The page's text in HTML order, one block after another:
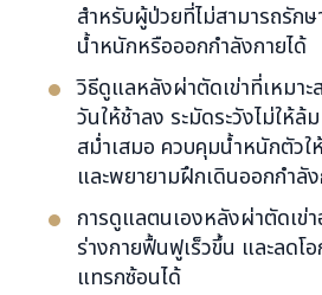
สำหรับผู้ป่วยที่ไม่สามารถรัก
น้ำหนักหรือออกกำลังกายได้
วิธีดูแลหลังผ่าตัดเข่าที่เหมาะ
วันให้ช้าลง ระมัดระวังไม่ให้
สม่ำเสมอ ควบคุมน้ำหนักตัวใ
และพยายามฝึกเดินออกกำลั
การดูแลตนเองหลังผ่าตัดเข่า
ร่างกายฟื้นฟูเร็วขึ้น และลดโ
แทรกซ้อนได้